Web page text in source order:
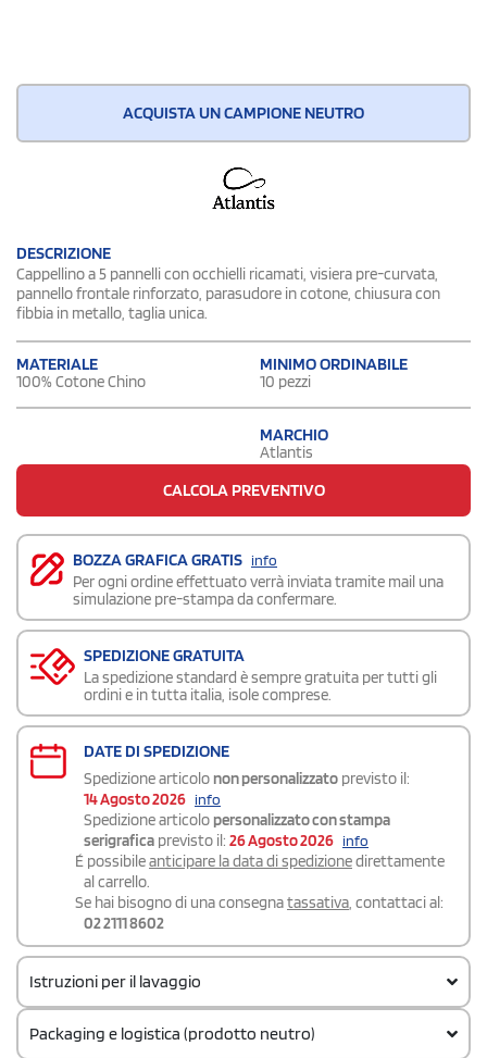
ACQUISTA UN CAMPIONE NEUTRO
DESCRIZIONE
Cappellino a 5 pannelli con occhielli ricamati, visiera pre-curvata,
pannello frontale rinforzato, parasudore in cotone, chiusura con
fibbia in metallo, taglia unica.
MATERIALE
100% Cotone Chino
MINIMO ORDINABILE
10 pezzi
MARCHIO
Atlantis
CALCOLA PREVENTIVO
BOZZA GRAFICA GRATIS info
Per ogni ordine effettuato verrà inviata tramite mail una
simulazione pre-stampa da confermare.
SPEDIZIONE GRATUITA
La spedizione standard è sempre gratuita per tutti gli
ordini e in tutta italia, isole comprese.
DATE DI SPEDIZIONE
Spedizione articolo non personalizzato previsto il:
14 Agosto 2026 info
Spedizione articolo personalizzato con stampa
serigrafica previsto il: 26 Agosto 2026 info
É possibileanticipare la data di spedizionedirettamente
al carrello.
Se hai bisogno di una consegnatassativa, contattaci al:
02 2111 8602
Istruzioni per il lavaggio
Packaging e logistica (prodotto neutro)